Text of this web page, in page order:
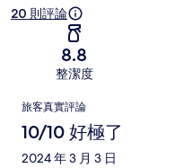
20 則評論
8.8
整潔度
評
論
旅客真實評論
10/10 好極了
2024 年 3 月 3 日